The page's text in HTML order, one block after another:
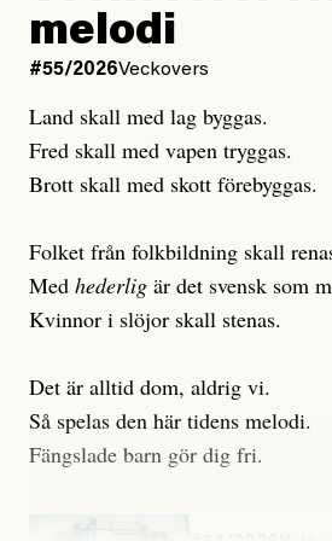
Uppdaterad6 August, 2026
Uppdaterad3 August, 2026
melodi
#55/2026Veckovers
Land skall med lag byggas.
Fred skall med vapen tryggas.
Brott skall med skott förebyggas.
Folket från folkbildning skall
Med hederlig är det svensk som
Kvinnor i slöjor skall stenas.
Det är alltid dom, aldrig vi.
Så spelas den här tidens melodi.
Fängslade barn gör dig fri.